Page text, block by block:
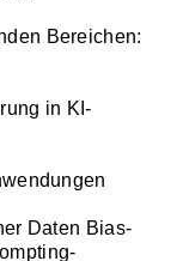
Bereichen:
in KI-
Daten Bias-